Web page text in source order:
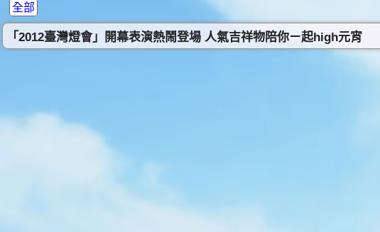
全部
「2012臺灣燈會」開幕表演熱鬧登場 人氣吉祥物陪你ㄧ起high元宵